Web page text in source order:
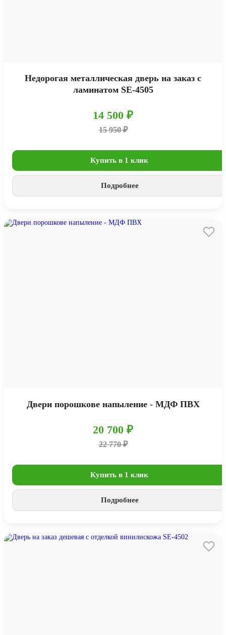
Недорогая металлическая дверь на заказ с
ламинатом SE-4505
14 500 ₽
15 950 ₽
Купить в 1 клик
Подробнее
Двери порошкове напыление - МДФ ПВХ
20 700 ₽
22 770 ₽
Купить в 1 клик
Подробнее